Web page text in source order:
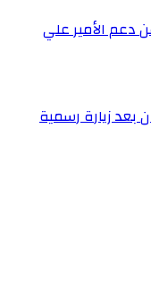
دعم الأمير علي
بعد زيارة رسمية